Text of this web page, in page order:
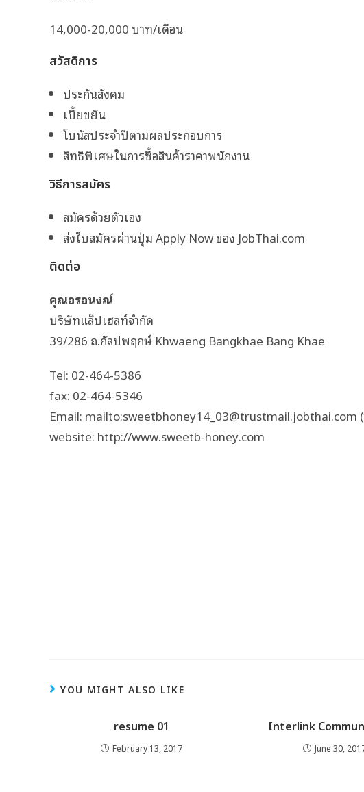
14,000-20,000 บาท/เดือน
สวัสดิการ
ประกันสังคม
เบี้ยขยัน
โบนัสประจำปีตามผลประกอบการ
สิทธิพิเศษในการซื้อสินค้าราคาพนักงาน
วิธีการสมัคร
สมัครด้วยตัวเอง
ส่งใบสมัครผ่านปุ่ม Apply Now ของ JobThai.com
ติดต่อ
คุณอรอนงณ์
บริษัทแล็ปเฮลท์จำกัด
39/286 ถ.กัลปพฤกษ์ Khwaeng Bangkhae Bang Khae
Tel: 02-464-5386
fax: 02-464-5346
Email: mailto:sweetbhoney14_03@trustmail.jobthai.com
website: http://www.sweetb-honey.com
YOU MIGHT ALSO LIKE
resume 01
February 13, 2017
Interlink
June 30,